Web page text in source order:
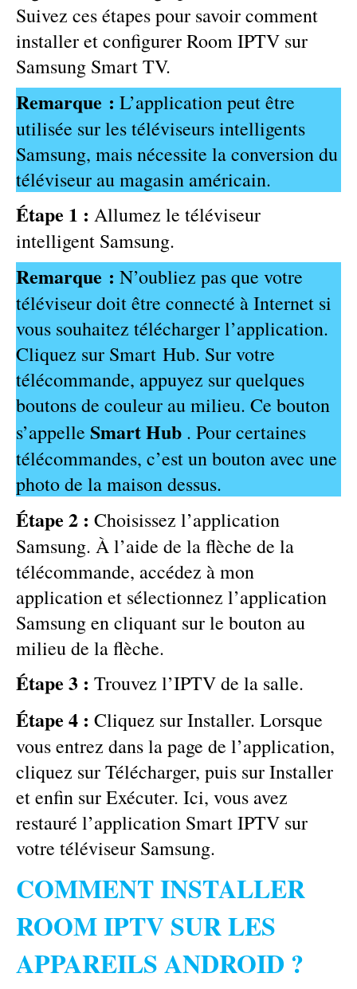
Suivez ces étapes pour savoir comment
installer et configurer Room IPTV sur
Samsung Smart TV.
Remarque : L’application peut être
utilisée sur les téléviseurs intelligents
Samsung, mais nécessite la conversion du
téléviseur au magasin américain.
Étape 1 : Allumez le téléviseur
intelligent Samsung.
Remarque : N’oubliez pas que votre
téléviseur doit être connecté à Internet si
vous souhaitez télécharger l’application.
Cliquez sur Smart Hub. Sur votre
télécommande, appuyez sur quelques
boutons de couleur au milieu. Ce bouton
s’appelle Smart Hub . Pour certaines
télécommandes, c’est un bouton avec une
photo de la maison dessus.
Étape 2 : Choisissez l’application
Samsung. À l’aide de la flèche de la
télécommande, accédez à mon
application et sélectionnez l’application
Samsung en cliquant sur le bouton au
milieu de la flèche.
Étape 3 : Trouvez l’IPTV de la salle.
Étape 4 : Cliquez sur Installer. Lorsque
vous entrez dans la page de l’application,
cliquez sur Télécharger, puis sur Installer
et enfin sur Exécuter. Ici, vous avez
restauré l’application Smart IPTV sur
votre téléviseur Samsung.
COMMENT INSTALLER
ROOM IPTV SUR LES
APPAREILS ANDROID ?